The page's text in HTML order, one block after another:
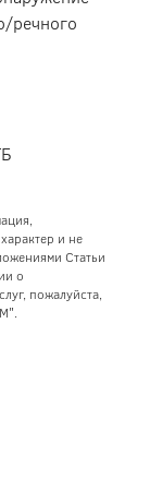
речного
и не
Статьи
о
пожалуйста,